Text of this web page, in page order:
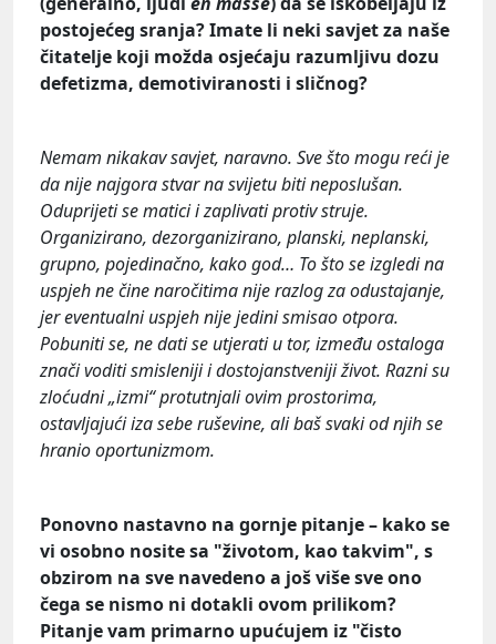
postojećeg sranja? Imate li neki savjet za naše
čitatelje koji možda osjećaju razumljivu dozu
defetizma, demotiviranosti i sličnog?
Nemam nikakav savjet, naravno. Sve što mogu reći je
da nije najgora stvar na svijetu biti neposlušan.
Oduprijeti se matici i zaplivati protiv struje.
Organizirano, dezorganizirano, planski, neplanski,
grupno, pojedinačno, kako god… To što se izgledi na
uspjeh ne čine naročitima nije razlog za odustajanje,
jer eventualni uspjeh nije jedini smisao otpora.
Pobuniti se, ne dati se utjerati u tor, između ostaloga
znači voditi smisleniji i dostojanstveniji život. Razni su
zloćudni „izmi“ protutnjali ovim prostorima,
ostavljajući iza sebe ruševine, ali baš svaki od njih se
hranio oportunizmom.
Ponovno nastavno na gornje pitanje – kako se
vi osobno nosite sa "životom, kao takvim", s
obzirom na sve navedeno a još više sve ono
čega se nismo ni dotakli ovom prilikom?
Pitanje vam primarno upućujem iz "čisto